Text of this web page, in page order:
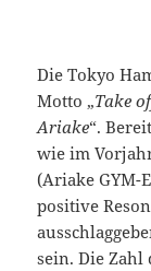
Die Tokyo
Motto „Take
Ariake“.
wie im
(Ariake GYM-
positive
sein. Die